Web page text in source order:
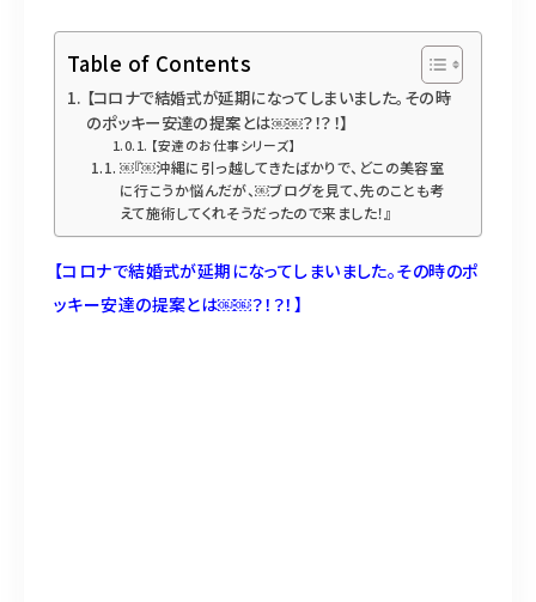
Table of Contents
【コロナで結婚式が延期になってしまいました。その時
のポッキー安達の提案とは￼￼？！？！】
【安達のお仕事シリーズ】
￼『￼沖縄に引っ越してきたばかりで、どこの美容室
に行こうか悩んだが、￼ブログを見て、先のことも考
えて施術してくれそうだったので来ました！』
【コロナで結婚式が延期になってしまいました。その時のポ
ッキー安達の提案とは￼￼？！？！】